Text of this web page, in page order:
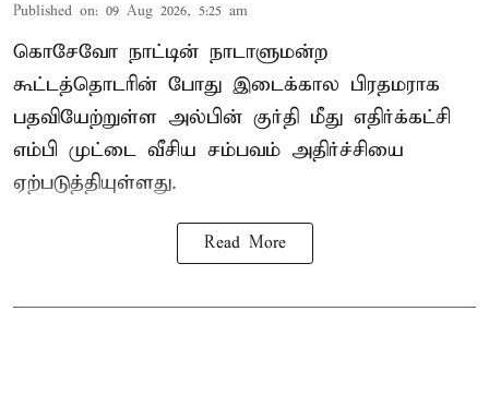
Published on: 09 Aug 2026, 5:25 am
கொசேவோ நாட்டின் நாடாளுமன்ற
கூட்டத்தொடரின் போது இடைக்கால பிரதமராக
பதவியேற்றுள்ள அல்பின் குர்தி மீது எதிர்க்கட்சி
எம்பி முட்டை வீசிய சம்பவம் அதிர்ச்சியை
ஏற்படுத்தியுள்ளது.
Read More